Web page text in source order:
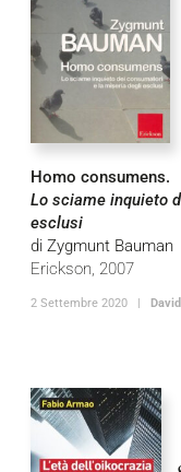
Homo consumens.
Lo sciame inquieto
esclusi
di Zygmunt Bauman
Erickson, 2007
2 Settembre 2020 |